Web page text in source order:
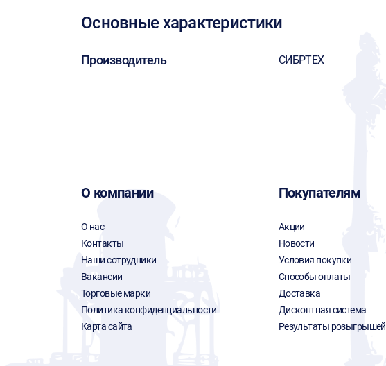
Основные характеристики
Производитель СИБРТЕХ
О компании
О нас
Контакты
Наши сотрудники
Вакансии
Торговые марки
Политика конфиденциальности
Карта сайта
Покупателям
Акции
Новости
Условия покупки
Способы оплаты
Доставка
Дисконтная система
Результаты розыгрышей